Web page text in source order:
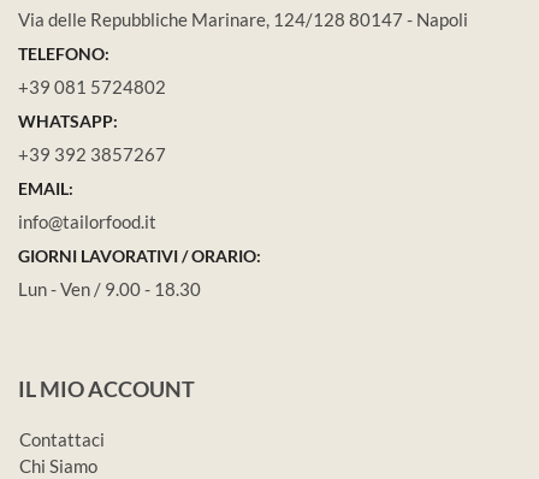
Via delle Repubbliche Marinare, 124/128 80147 - Napoli
TELEFONO:
+39 081 5724802
WHATSAPP:
+39 392 3857267
EMAIL:
info@tailorfood.it
GIORNI LAVORATIVI / ORARIO:
Lun - Ven / 9.00 - 18.30
IL MIO ACCOUNT
Contattaci
Chi Siamo